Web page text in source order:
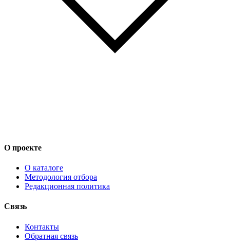
О проекте
О каталоге
Методология отбора
Редакционная политика
Связь
Контакты
Обратная связь